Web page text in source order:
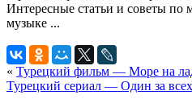
« Турецкий фильм — Море на
Турецкий сериал — Один за